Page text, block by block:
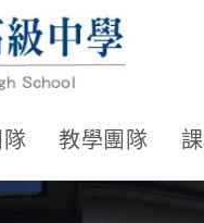
教學團隊